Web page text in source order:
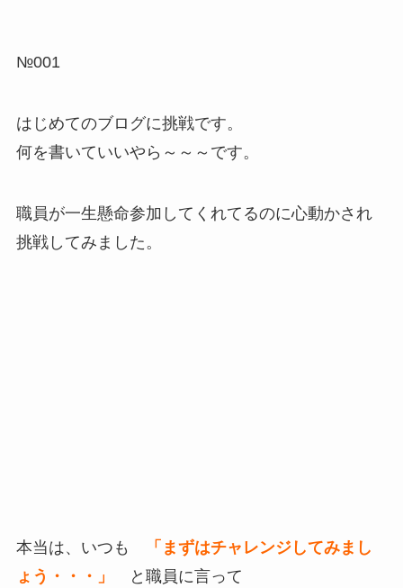
№001
はじめてのブログに挑戦です。
何を書いていいやら～～～です。
職員が一生懸命参加してくれてるのに心動かされ
挑戦してみました。
本当は、いつも
「まずはチャレンジしてみまし
ょう・・・」
と職員に言って